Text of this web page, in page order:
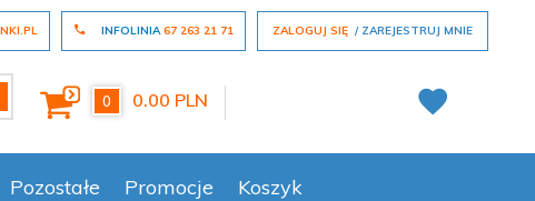
INFOLINIA67 263 21 71 ZALOGUJ SIĘ ZAREJESTRUJ MNIE
0 0.00 PLN
Pozostałe Promocje Koszyk